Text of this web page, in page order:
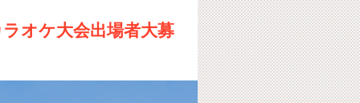
オケ大会出場者大募